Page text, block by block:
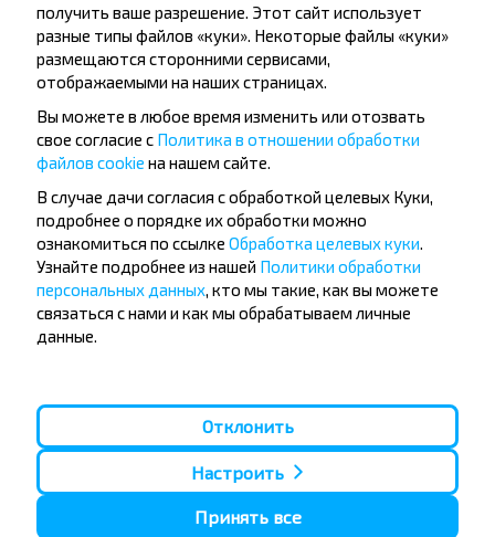
Не пропусти специальные акции, скидки и
другие интересные предложения INFOBUS.
Подпишись на получение новостей и
путешествуй с нами дешевле!
Подписаться
Популярные автобусные
направления
Орша - Могилёв
Минск - Несвиж
Минск - Могилёв
Минск - Барановичи
Гомель - Минск
Брест - Беловежская Пуща
получить ваше разрешение. Этот сайт использует
разные типы файлов «куки». Некоторые файлы «куки»
размещаются сторонними сервисами,
отображаемыми на наших страницах.
Вы можете в любое время изменить или отозвать
свое согласие с Политика в отношении обработки
файлов cookie на нашем сайте.
В случае дачи согласия с обработкой целевых Куки,
подробнее о порядке их обработки можно
ознакомиться по ссылке Обработка целевых куки.
Узнайте подробнее из нашей Политики обработки
персональных данных, кто мы такие, как вы можете
связаться с нами и как мы обрабатываем личные
данные.
Отклонить
Настроить
Принять все